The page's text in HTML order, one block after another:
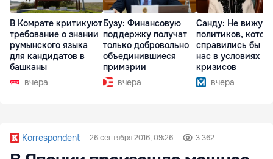
В Комрате критикуют
требование о знании
румынского языка
для кандидатов в
башканы
вчера
Бузу: Финансовую
поддержку получат
только добровольно
объединившиеся
примэрии
вчера
Санду: Не вижу
политиков,
справились бы
нас в условиях
кризисов
вчера
Korrespondent 26 сентября 2016, 09:26 3 362